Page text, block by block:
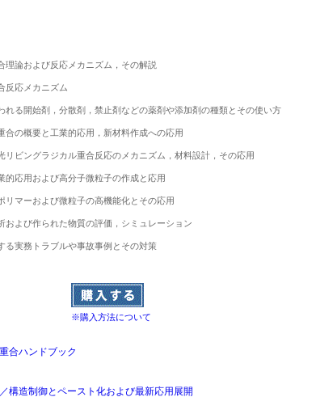
論および反応メカニズム，その解説
反応メカニズム
る開始剤，分散剤，禁止剤などの薬剤や添加剤の種類とその使い方
の概要と工業的応用，新材料作成への応用
ビングラジカル重合反応のメカニズム，材料設計，その応用
応用および高分子微粒子の作成と応用
マーおよび微粒子の高機能化とその応用
よび作られた物質の評価，シミュレーション
実務トラブルや事故事例とその対策
※購入方法について
合ハンドブック
構造制御とペースト化および最新応用展開